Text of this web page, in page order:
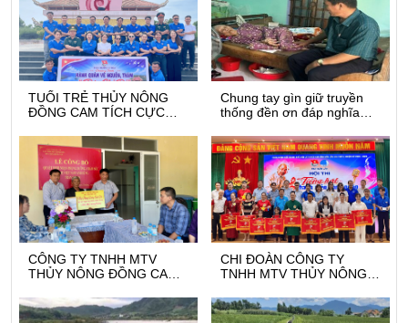
TUỔI TRẺ THỦY NÔNG
ĐỒNG CAM TÍCH CỰC
ĐỘNG ĐỀN ƠN ĐÁP
NGHĨA NHÂN KỶ NIỆM 79
NĂM NGÀY THƯƠNG
BINH LIỆT SĨ (27/7/1947-
27/7/2026)
Chung tay gìn giữ truyền
thống đền ơn đáp nghĩa
sĩ)
CÔNG TY TNHH MTV
THỦY NÔNG ĐỒNG CAM
SUỐT ĐỜI MẸ VIỆT NAM
ANH HÙNG TRẦN THỊ AN
CHI ĐOÀN CÔNG TY
TNHH MTV THỦY NÔNG
THÁNG CÔNG NHÂN NĂM
2026